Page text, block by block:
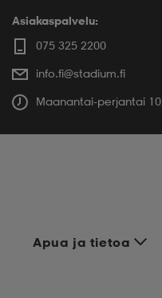
Asiakaspalvelu:
075 325 2200
info.fi@stadium.fi
Maanantai-perjantai
Apua ja tietoa